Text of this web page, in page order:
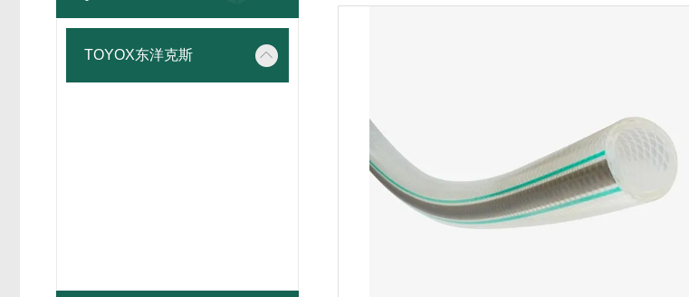
TOYOX东洋克斯